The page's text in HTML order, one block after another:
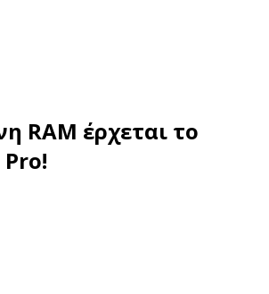
RAM έρχεται το